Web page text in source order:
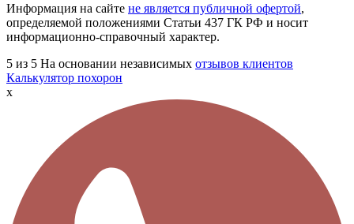
Информация на сайте не является публичной офертой,
определяемой положениями Статьи 437 ГК РФ и носит
информационно-справочный характер.
5 из 5 На основании независимых отзывов клиентов
Калькулятор похорон
x